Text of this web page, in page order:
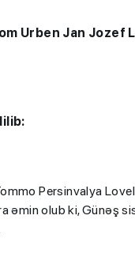
Urben Jan Jozef
Persinvalya
əmin olub ki, Günəş